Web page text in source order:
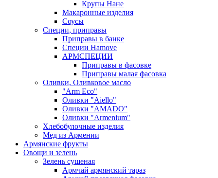
Крупы Нане
Макаронные изделия
Соусы
Специи, приправы
Приправы в банке
Специи Hamove
АРМСПЕЦИИ
Приправы в фасовке
Приправы малая фасовка
Оливки, Оливковое масло
"Arm Eco"
Оливки "Aiello"
Оливки "AMADO"
Оливки "Armenium"
Хлебобулочные изделия
Мед из Армении
Армянские фрукты
Овощи и зелень
Зелень сушеная
Армчай армянский тараз